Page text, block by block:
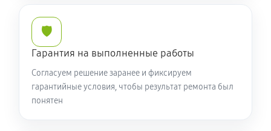
🛡️
Гарантия на выполненные работы
Согласуем решение заранее и фиксируем
гарантийные условия, чтобы результат ремонта был
понятен